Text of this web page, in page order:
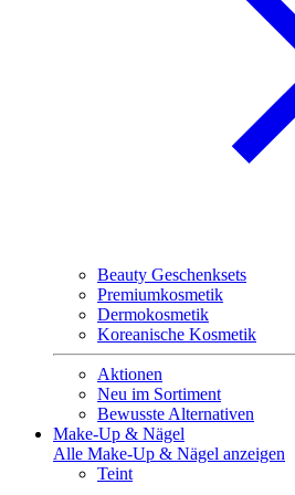
Beauty Geschenksets
Premiumkosmetik
Dermokosmetik
Koreanische Kosmetik
Aktionen
Neu im Sortiment
Bewusste Alternativen
Make-Up & Nägel
Alle Make-Up & Nägel anzeigen
Teint